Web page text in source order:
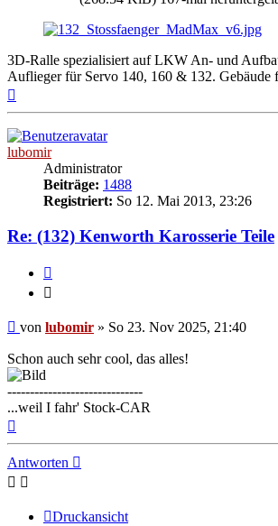
3D-Ralle spezialisiert auf LKW An- und
Auflieger für Servo 140, 160 & 132. Gebäude
lubomir
Administrator
Beiträge: 1488
Registriert: So 12. Mai 2013, 23:26
Re: (132) Kenworth Karosserie Teile
Beitrag
von lubomir » So 23. Nov 2025, 21:40
Schon auch sehr cool, das alles!
------------------------------
...weil I fahr' Stock-CAR
Antworten
Druckansicht